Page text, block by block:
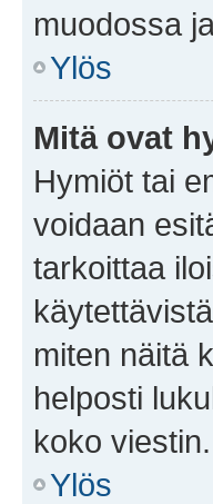
muodossa
Ylös
Mitä ovat
Hymiöt tai
voidaan
tarkoittaa
miten näitä
helposti
koko viestin.
Ylös